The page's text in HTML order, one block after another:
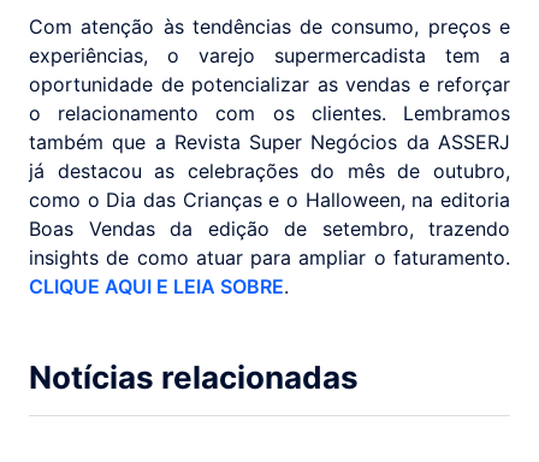
Com atenção às tendências de consumo, preços e
experiências, o varejo supermercadista tem a
oportunidade de potencializar as vendas e reforçar
o relacionamento com os clientes. Lembramos
também que a Revista Super Negócios da ASSERJ
já destacou as celebrações do mês de outubro,
como o Dia das Crianças e o Halloween, na editoria
Boas Vendas da edição de setembro, trazendo
insights de como atuar para ampliar o faturamento.
CLIQUE AQUI E LEIA SOBRE.
Notícias relacionadas